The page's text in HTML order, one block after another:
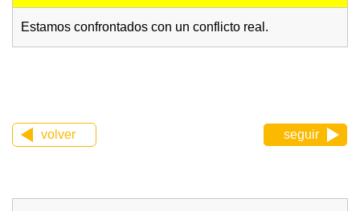
Estamos confrontados con un conflicto real.
volver seguir